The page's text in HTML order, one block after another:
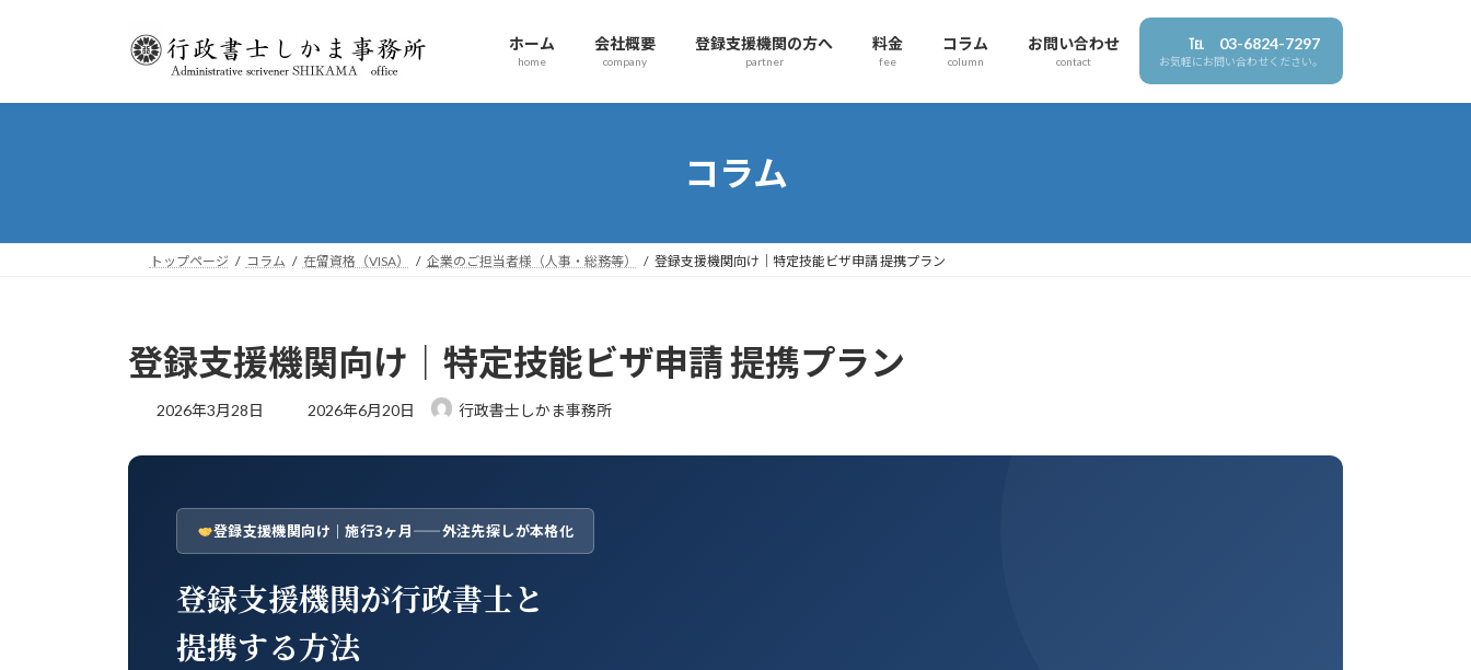
プ
動
ホーム
home
会社概要
company
登録支援機関の方へ
partner
料金
fee
コラム
column
お問い合わせ
contact
℡ 03-6824-7297
お気軽にお問い合わせください。
コラム
トップページ コラム 在留資格（VISA） 企業のご担当者様（人事・総務等） 登録支援機関向け｜特定技能ビザ申請 提携プラン
登録支援機関向け｜特定技能ビザ申請 提携プラン
2026年3月28日
最
時
:
2026年6月20日 行政書士しかま事務所
登録支援機関向け｜施行3ヶ月——外注先探しが本格化
登録支援機関が行政書士と
提携する方法